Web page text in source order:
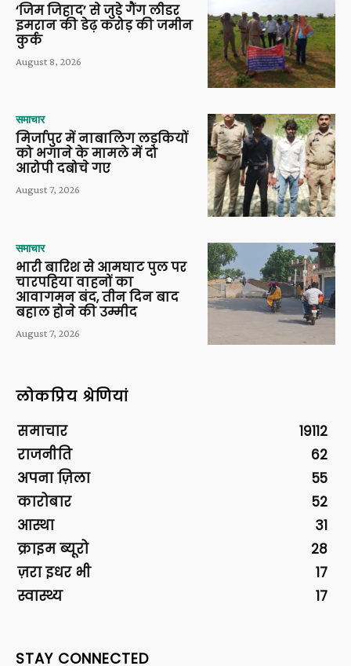
‘जिम जिहाद’ से जुड़े गैंग लीडर
इमरान की डेढ़ करोड़ की जमीन
कुर्क
August 8, 2026
समाचार
मिर्जापुर में नाबालिग लड़कियों
को भगाने के मामले में दो
आरोपी दबोचे गए
August 7, 2026
समाचार
भारी बारिश से आमघाट पुल पर
चारपहिया वाहनों का
आवागमन बंद, तीन दिन बाद
बहाल होने की उम्मीद
August 7, 2026
लोकप्रिय श्रेणियां
समाचार
19112
राजनीति
62
अपना ज़िला
55
कारोबार
52
आस्था
31
क्राइम ब्यूरो
28
ज़रा इधर भी
17
स्वास्थ्य
17
STAY CONNECTED